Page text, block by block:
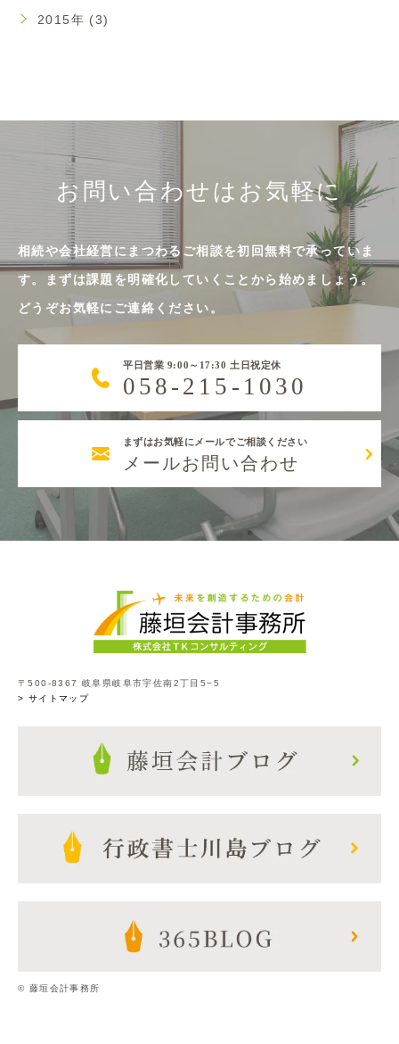
2015年 (3)
お問い合わせはお気軽に
相続や会社経営にまつわるご相談を初回無料で承っていま
す。まずは課題を明確化していくことから始めましょう。
どうぞお気軽にご連絡ください。
平日営業 9:00～17:30 土日祝定休
058-215-1030
まずはお気軽にメールでご相談ください
メールお問い合わせ
〒500-8367 岐阜県岐阜市宇佐南2丁目5−5
> サイトマップ
© 藤垣会計事務所